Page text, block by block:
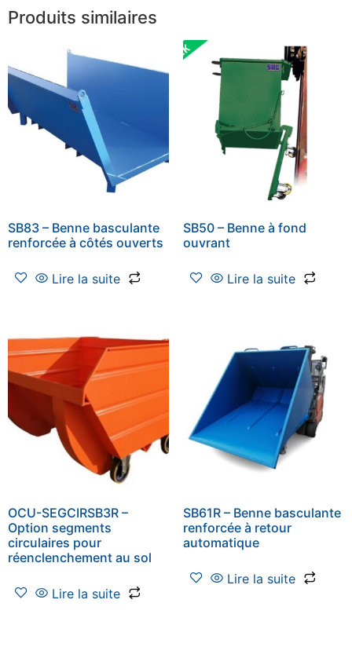
Produits similaires
SB83 – Benne basculante
renforcée à côtés ouverts
Lire la suite
SB50 – Benne à fond
ouvrant
Lire la suite
OCU-SEGCIRSB3R –
Option segments
circulaires pour
réenclenchement au sol
Lire la suite
SB61R – Benne basculante
renforcée à retour
automatique
Lire la suite